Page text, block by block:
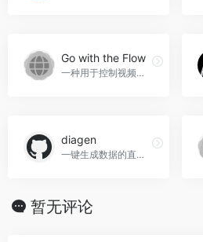
Go with the Flow
一种用于控制视频扩散模型运动模式的高效方法，支持运动模式的自定义和迁移。
diagen
一键生成数据的直观反射图
暂无评论